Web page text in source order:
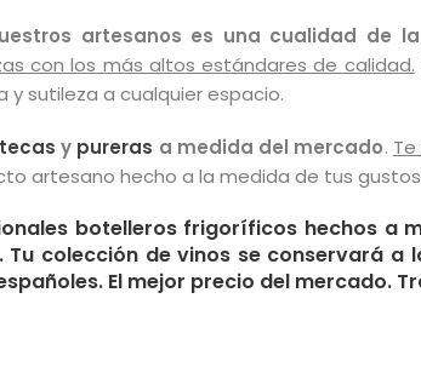
artesanos es una cualidad de
con los más altos estándares de calidad.
y sutileza a cualquier espacio.
y pureras a medida del mercado.
artesano hecho a la medida de tus
botelleros frigoríficos hechos a
colección de vinos se conservará
El mejor precio del